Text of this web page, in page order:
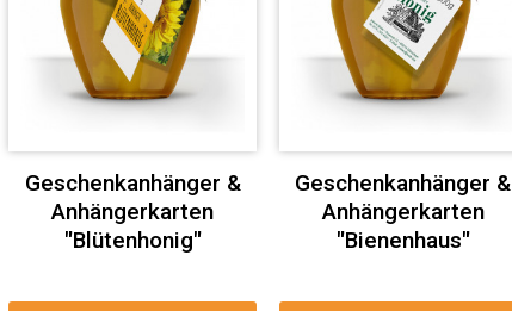
Geschenkanhänger &
Anhängerkarten
"Blütenhonig"
Geschenkanhänger &
Anhängerkarten
"Bienenhaus"